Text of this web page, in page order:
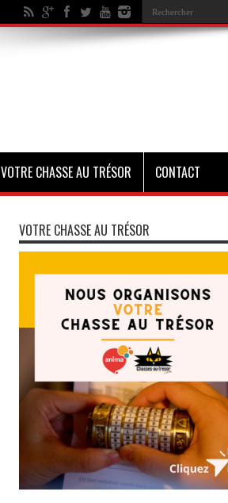
VOTRE CHASSE AU TRÉSOR CONTACT
VOTRE CHASSE AU TRÉSOR